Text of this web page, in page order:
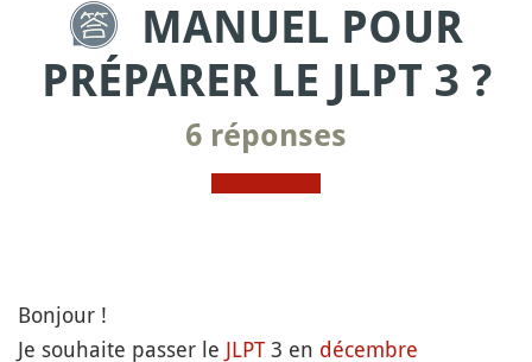
MANUEL POUR
PRÉPARER LE JLPT 3 ?
6 réponses
Bonjour !
Je souhaite passer le JLPT3 en décembre